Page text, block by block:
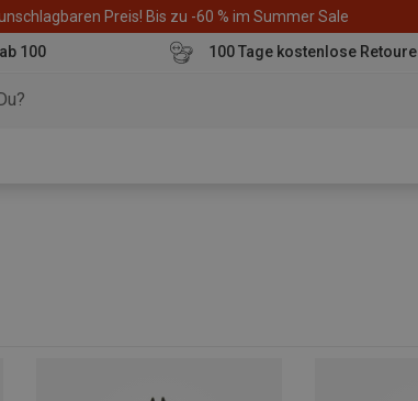
Preis! Bis zu -60 % im Summer Sale
100
100 Tage kostenlose Retoure